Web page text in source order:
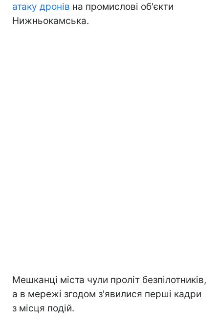
атаку дронів на промислові об'єкти
Нижньокамська.
Мешканці міста чули проліт безпілотників,
а в мережі згодом з'явилися перші кадри
з місця подій.